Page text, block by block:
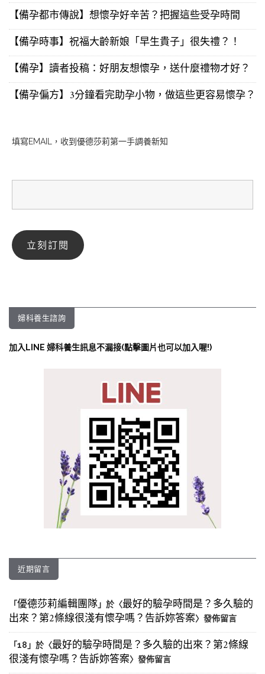
【備孕都市傳說】想懷孕好辛苦？把握這些受孕時間
【備孕時事】祝福大齡新娘「早生貴子」很失禮？！
【備孕】讀者投稿：好朋友想懷孕，送什麼禮物才好？
【備孕偏方】3分鐘看完助孕小物，做這些更容易懷孕？
填寫EMAIL，收到優德莎莉第一手調養新知
婦科養生諮詢
加入LINE 婦科養生訊息不漏接(點擊圖片也可以加入喔!)
近期留言
「優德莎莉編輯團隊」於〈最好的驗孕時間是？多久驗的
出來？第2條線很淺有懷孕嗎？告訴妳答案〉發佈留言
「18 」於〈最好的驗孕時間是？多久驗的出來？第2條線
很淺有懷孕嗎？告訴妳答案〉發佈留言